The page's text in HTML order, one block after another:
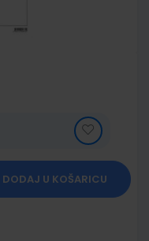
DODAJ U KOŠARICU